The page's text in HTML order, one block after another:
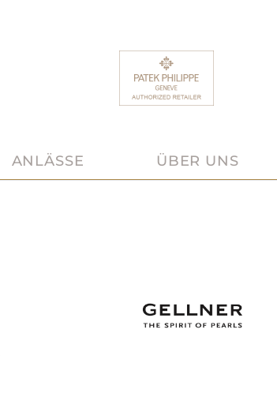
ANLÄSSE ÜBER UNS